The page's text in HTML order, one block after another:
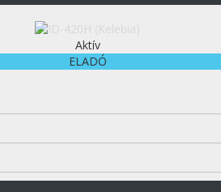
Aktív
ELADÓ